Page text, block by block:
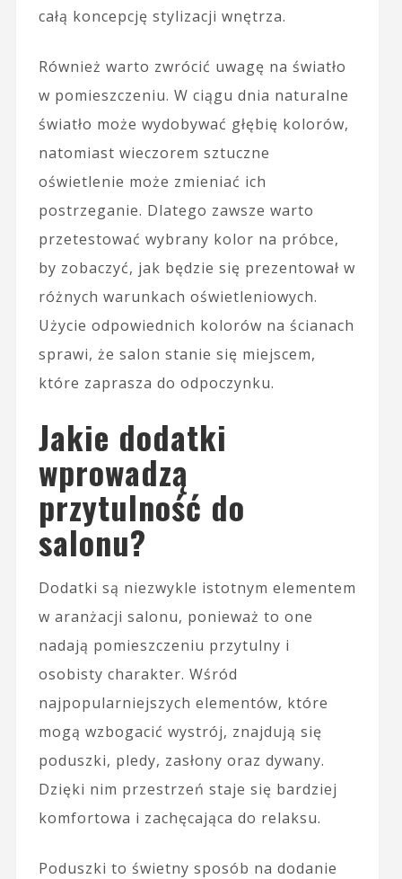
całą koncepcję stylizacji wnętrza.
Również warto zwrócić uwagę na światło
w pomieszczeniu. W ciągu dnia naturalne
światło może wydobywać głębię kolorów,
natomiast wieczorem sztuczne
oświetlenie może zmieniać ich
postrzeganie. Dlatego zawsze warto
przetestować wybrany kolor na próbce,
by zobaczyć, jak będzie się prezentował w
różnych warunkach oświetleniowych.
Użycie odpowiednich kolorów na ścianach
sprawi, że salon stanie się miejscem,
które zaprasza do odpoczynku.
Jakie dodatki
wprowadzą
przytulność do
salonu?
Dodatki są niezwykle istotnym elementem
w aranżacji salonu, ponieważ to one
nadają pomieszczeniu przytulny i
osobisty charakter. Wśród
najpopularniejszych elementów, które
mogą wzbogacić wystrój, znajdują się
poduszki, pledy, zasłony oraz dywany.
Dzięki nim przestrzeń staje się bardziej
komfortowa i zachęcająca do relaksu.
Poduszki to świetny sposób na dodanie